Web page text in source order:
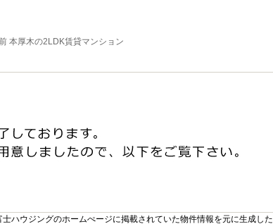
本厚木の2LDK賃貸マンション
ウジングのホームぺージに掲載されていた物件情報を元に生成した